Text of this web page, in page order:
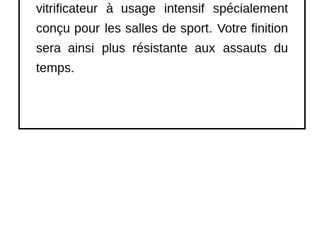
vitrificateur à usage intensif spécialement
conçu pour les salles de sport. Votre finition
sera ainsi plus résistante aux assauts du
temps.